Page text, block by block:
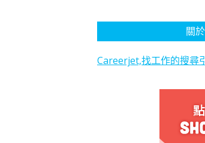
關
Careerjet,找工作的搜尋